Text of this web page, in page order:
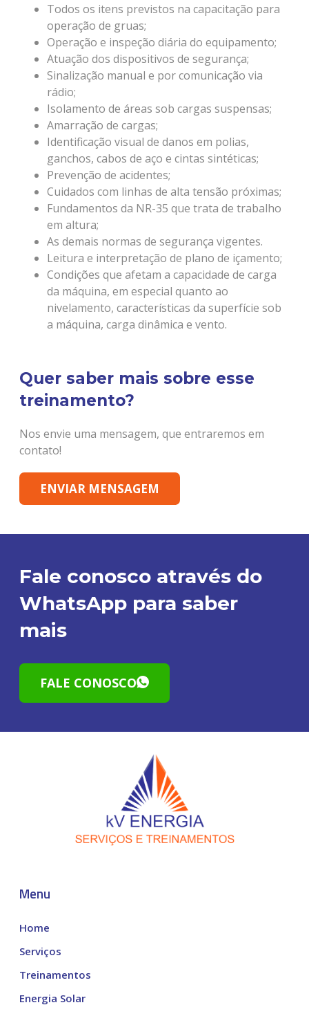
Todos os itens previstos na capacitação para
operação de gruas;
Operação e inspeção diária do equipamento;
Atuação dos dispositivos de segurança;
Sinalização manual e por comunicação via
rádio;
Isolamento de áreas sob cargas suspensas;
Amarração de cargas;
Identificação visual de danos em polias,
ganchos, cabos de aço e cintas sintéticas;
Prevenção de acidentes;
Cuidados com linhas de alta tensão próximas;
Fundamentos da NR-35 que trata de trabalho
em altura;
As demais normas de segurança vigentes.
Leitura e interpretação de plano de içamento;
Condições que afetam a capacidade de carga
da máquina, em especial quanto ao
nivelamento, características da superfície sob
a máquina, carga dinâmica e vento.
Quer saber mais sobre esse
treinamento?
Nos envie uma mensagem, que entraremos em
contato!
ENVIAR MENSAGEM
Fale conosco através do
WhatsApp para saber
mais
FALE CONOSCO
Menu
Home
Serviços
Treinamentos
Energia Solar